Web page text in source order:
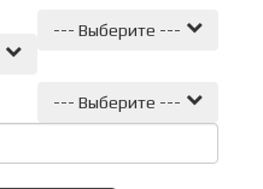
--- Выберите ---
--- Выберите ---